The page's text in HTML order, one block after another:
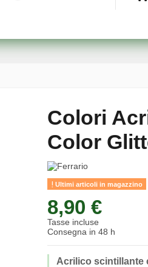
Colori
Color
Ultimi articoli in magazzino
8,90 €
Tasse incluse
Consegna in 48 h
Acrilico scintillante